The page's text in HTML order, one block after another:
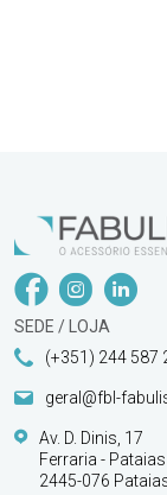
SEDE / LOJA
(+351) 244 587
geral@fbl-
Av. D. Dinis, 17
Ferraria - Pataias
2445-076